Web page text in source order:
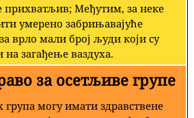
прихватљив; Међутим, за неке
умерено забрињавајуће
врло мали број људи који су
загађење ваздуха.
за осетљиве групе
могу имати здравствене